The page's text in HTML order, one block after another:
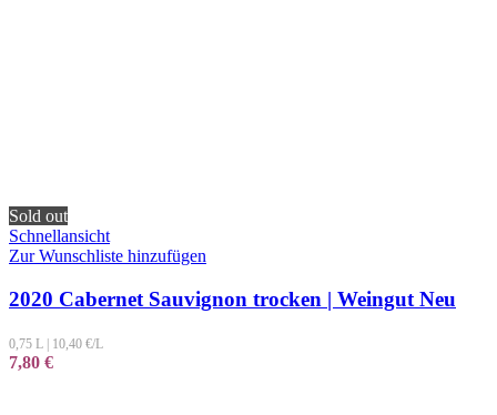
Sold out
Schnellansicht
Zur Wunschliste hinzufügen
2020 Cabernet Sauvignon trocken | Weingut Neu
0,75 L 10,40 €/L
7,80 €